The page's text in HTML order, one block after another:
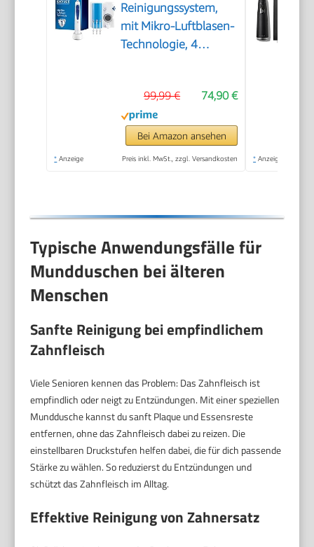
Reinigungssystem,
mit Mikro-Luftblasen-
Technologie, 4
74,90 €
99,99 €
Bei Amazon ansehen
* Anzeige Preis inkl. MwSt., zzgl. Versandkosten * Anzeige
Typische Anwendungsfälle für
Mundduschen bei älteren
Menschen
Sanfte Reinigung bei empfindlichem
Zahnfleisch
Viele Senioren kennen das Problem: Das Zahnfleisch ist
empfindlich oder neigt zu Entzündungen. Mit einer speziellen
Munddusche kannst du sanft Plaque und Essensreste
entfernen, ohne das Zahnfleisch dabei zu reizen. Die
einstellbaren Druckstufen helfen dabei, die für dich passende
Stärke zu wählen. So reduzierst du Entzündungen und
schützt das Zahnfleisch im Alltag.
Effektive Reinigung von Zahnersatz